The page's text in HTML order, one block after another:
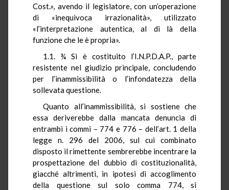
Cost.», avendo il legislatore, con un’operazione
di «inequivoca irrazionalità», utilizzato
«l’interpretazione autentica, al di là della
funzione che le è propria».
1.1. ¾ Si è costituito l’I.N.P.D.A.P., parte
resistente nel giudizio principale, concludendo
per l’inammissibilità o l’infondatezza della
sollevata questione.
Quanto all’inammissibilità, si sostiene che
essa deriverebbe dalla mancata denuncia di
entrambi i commi – 774 e 776 – dell’art. 1 della
legge n. 296 del 2006, sul cui combinato
disposto il rimettente sembrerebbe incentrare la
prospettazione del dubbio di costituzionalità,
giacché altrimenti, in ipotesi di accoglimento
della questione sul solo comma 774, si